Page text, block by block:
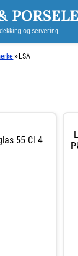
og servering
» LSA
55 Cl 4